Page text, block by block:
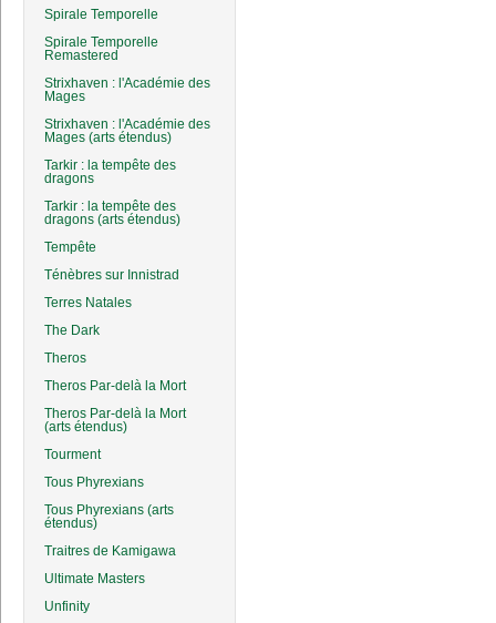
Spirale Temporelle
Spirale Temporelle
Remastered
Strixhaven : l'Académie des
Mages
Strixhaven : l'Académie des
Mages (arts étendus)
Tarkir : la tempête des
dragons
Tarkir : la tempête des
dragons (arts étendus)
Tempête
Ténèbres sur Innistrad
Terres Natales
The Dark
Theros
Theros Par-delà la Mort
Theros Par-delà la Mort
(arts étendus)
Tourment
Tous Phyrexians
Tous Phyrexians (arts
étendus)
Traitres de Kamigawa
Ultimate Masters
Unfinity